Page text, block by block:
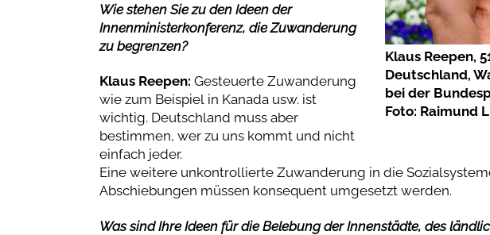
Klaus Reepen,
Deutschland,
bei der
Foto: Raimund
Wie stehen Sie zu den Ideen der
Innenministerkonferenz, die Zuwanderung
zu begrenzen?
Klaus Reepen: Gesteuerte Zuwanderung
wie zum Beispiel in Kanada usw. ist
wichtig. Deutschland muss aber
bestimmen, wer zu uns kommt und nicht
einfach jeder.
Eine weitere unkontrollierte Zuwanderung in die
Abschiebungen müssen konsequent umgesetzt werden.
Was sind Ihre Ideen für die Belebung der Innenstädte, des